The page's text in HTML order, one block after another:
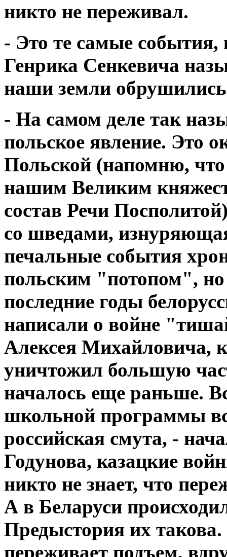
никто не переживал.
- Это те самые события,
Генрика Сенкевича
наши земли
- На самом деле так
польское явление. Это
Польской (напомню,
нашим Великим
состав Речи
со шведами,
печальные события
польским "потопом", но
последние годы
написали о войне
Алексея Михайловича,
уничтожил большую
началось еще раньше.
школьной программы
российская смута, -
Годунова, казацкие
никто не знает, что
А в Беларуси
Предыстория их
переживает подъем,